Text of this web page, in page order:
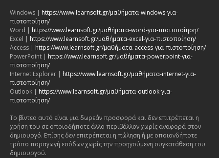
Windows | https://www.learnsoft.gr/μαθήματα-windows-για-
πιστοποίηση/
Word | https://www.learnsoft.gr/μαθήματα-word-για-πιστοποίηση/
Excel | https://www.learnsoft.gr/μαθήματα-excel-για-πιστοποίηση/
Access | https://www.learnsoft.gr/μαθήματα-access-για-πιστοποίηση/
PowerPoint | https://www.learnsoft.gr/μαθήματα-powerpoint-για-
πιστοποίηση/
Internet Explorer | https://www.learnsoft.gr/μαθήματα-internet-για-
πιστοποίηση/
Outlook | https://www.learnsoft.gr/μαθήματα-outlook-για-
πιστοποίηση/
Το βίντεο αυτό είναι μια δωρεάν προσφορά και δεν επιτρέπεται η
χρήση του σε οποιοδήποτε άλλο περιβάλλον χωρίς αναφορά στον
δημιουργό. Επίσης δεν επιτρέπεται η πώληση ή με οποιονδήποτε
τρόπο παραγωγή εσόδων χωρίς την προηγούμενη συγκατάθεση του
δημιουργού.